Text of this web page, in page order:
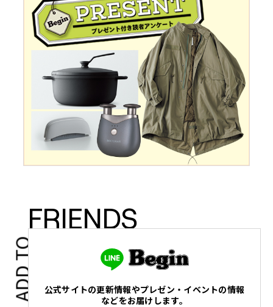
ADD TO
FRIENDS
公式サイトの更新情報やプレゼン・イベントの情報
などをお届けします。